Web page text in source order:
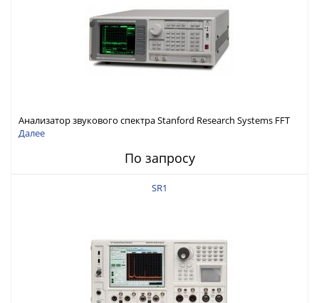
Анализатор звукового спектра Stanford Research Systems FFT
SR770
Далее
По запросу
SR1